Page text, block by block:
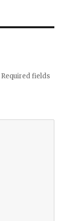
Required fields